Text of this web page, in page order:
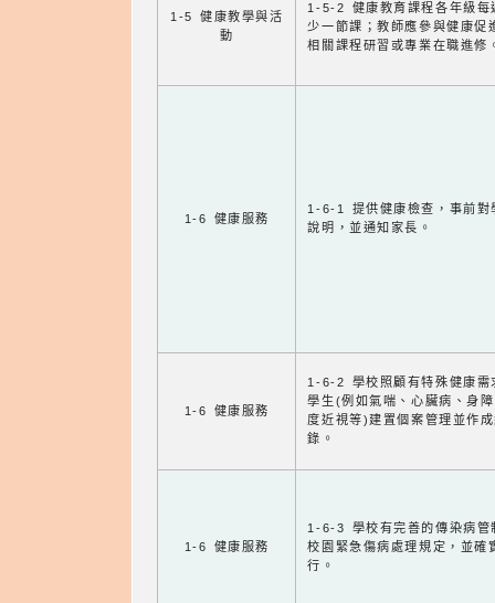
1-5 健康教學與活
動
1-5-2 健康教育課程各年級每
少一節課；教師應參與健康促
相關課程研習或專業在職進修
1-6 健康服務
1-6-1 提供健康檢查，事前對
說明，並通知家長。
1-6 健康服務
1-6-2 學校照顧有特殊健康需
學生(例如氣喘、心臟病、身
度近視等)建置個案管理並作
錄。
1-6 健康服務
1-6-3 學校有完善的傳染病管
校園緊急傷病處理規定，並確
行。